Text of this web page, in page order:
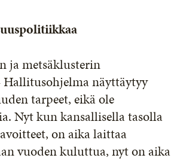
ja metsäklusterin
näyttäytyy
tarpeet, eikä ole
Nyt kun kansallisella tasolla
on aika laittaa
vuoden kuluttua, nyt on aika